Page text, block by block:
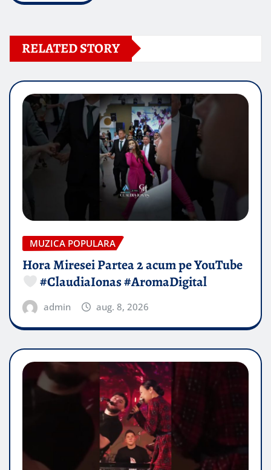
RELATED STORY
MUZICA POPULARA
Hora Miresei Partea 2 acum pe YouTube
#ClaudiaIonas #AromaDigital
admin aug. 8, 2026